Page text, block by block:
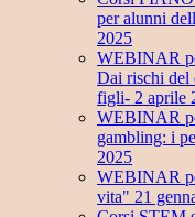
per alunni
2025
WEBINAR
Dai rischi del
figli- 2 aprile
WEBINAR
gambling: i
2025
WEBINAR
vita" 21